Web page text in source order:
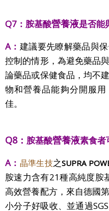
Q7：胺基酸營養液是否能
A： 建議要先瞭解藥品與
控制的情形，為避免藥品
論藥品或保健食品，均不
物和營養品能夠分開服
佳。
Q8： 胺基酸營養液素食者
A： 晶準生技之SUPRA
胺速力含有21種高純度胺
高效營養配方，來自德國
小分子好吸收、並通過